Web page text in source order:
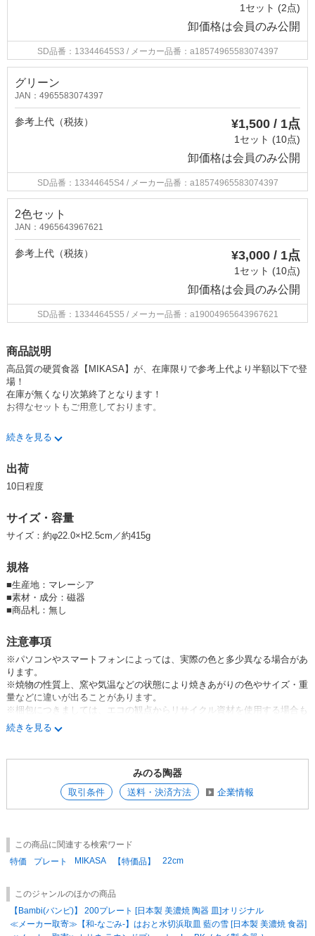
1セット (2点)
卸価格は会員のみ公開
SD品番：13344645S3 / メーカー品番：a18574965583074397
グリーン
JAN：4965583074397
参考上代（税抜） ¥1,500 / 1点
1セット (10点)
卸価格は会員のみ公開
SD品番：13344645S4 / メーカー品番：a18574965583074397
2色セット
JAN：4965643967621
参考上代（税抜） ¥3,000 / 1点
1セット (10点)
卸価格は会員のみ公開
SD品番：13344645S5 / メーカー品番：a19004965643967621
商品説明
高品質の硬質食器【MIKASA】が、在庫限りで参考上代より半額以下で登
場！
在庫が無くなり次第終了となります！
お得なセットもご用意しております。
・硬質陶器の特徴
硬質陶器は、19世紀初頭にイギリスの陶器メーカーによって発明され、そ
それから今日まで、耐久性があり日常的に使える陶器として世界中の家庭
で愛用されている陶器の一種です。
また、温かみある風合いのボディに、カラー釉薬やイングレーズ転写等の
装飾を施すことで優れた装飾性を発揮する、実用的で美しい陶器です。
・焼成方法の特徴
ご使用の際にテーブル等を傷つけない、「全面施釉」を採用している製品
があります。(主にプレートです。)
そのため、ヨーロッパの伝統的な陶磁器の焼成方法「ピン焼き」を採用し
ています。
キズに見える場合がございますが、研磨処理等を施しメーカー品質基準を
クリアしています。
・安全性
鉛の溶出に関しては、日本の食品衛生法や米国食品医薬品局 (FDA)のガイ
ドラインより厳しい基準であるカリフォルニア州法 (California Proposition
65)をクリアーしています。
カドミウムは使用されていません。
続きを見る
出荷
10日程度
サイズ・容量
サイズ：約φ22.0×H2.5cm／約415g
規格
■生産地：マレーシア
■素材・成分：磁器
■商品札：無し
注意事項
※パソコンやスマートフォンによっては、実際の色と多少異なる場合があ
ります。
※焼物の性質上、窯や気温などの状態により焼きあがりの色やサイズ・重
量などに違いが出ることがあります。
※梱包につきましては、エコの観点からリサイクル資材を使用する場合も
あります。
※釉薬のムラや溜まりによる凸凹や鉄粉などがみられる場合があります
にはならない“やきもの”の魅力のひとつになります。
※お届けする商品はメーカー・弊社の検品に通過しており、不良品やB
品、アウトレット品ではございませんのでご安心ください。
続きを見る
みのる陶器
取引条件 送料・決済方法 企業情報
この商品に関連する検索ワード
特価
プレート MIKASA 【特価品】 22cm
このジャンルのほかの商品
【Bambi(バンビ)】 200プレート [日本製 美濃焼 陶器 皿]オリジナル
≪メーカー取寄≫【和-なごみ-】はおと水切浜取皿 藍の雪 [日本製 美濃焼 食器]